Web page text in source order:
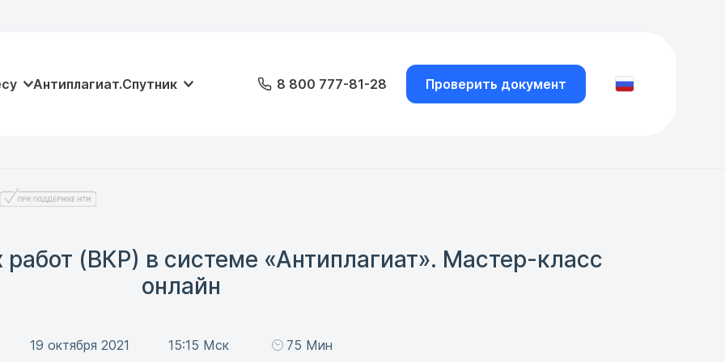
Антиплагиат.Спутник 8 800 777-81-28 Проверить документ
(ВКР) в системе «Антиплагиат». Мастер-класс
онлайн
19 октября 2021 15:15 Мск 75 Мин